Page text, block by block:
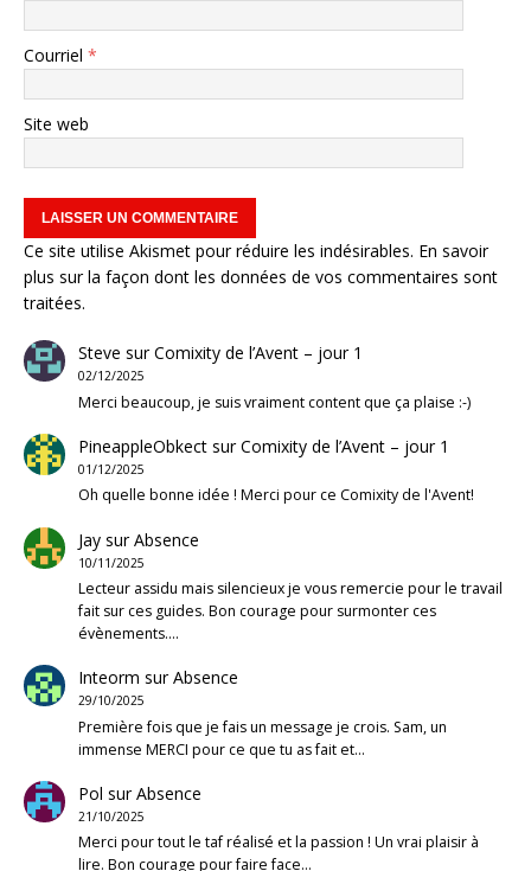
Courriel *
Site web
Ce site utilise Akismet pour réduire les indésirables. En savoir
plus sur la façon dont les données de vos commentaires sont
traitées.
Steve surComixity de l’Avent – jour 1
02/12/2025
Merci beaucoup, je suis vraiment content que ça plaise :-)
PineappleObkectsurComixity de l’Avent – jour 1
01/12/2025
Oh quelle bonne idée ! Merci pour ce Comixity de l'Avent!
JaysurAbsence
10/11/2025
Lecteur assidu mais silencieux je vous remercie pour le travail
fait sur ces guides. Bon courage pour surmonter ces
évènements.…
Inteorm surAbsence
29/10/2025
Première fois que je fais un message je crois. Sam, un
immense MERCI pour ce que tu as fait et…
Pol surAbsence
21/10/2025
Merci pour tout le taf réalisé et la passion ! Un vrai plaisir à
lire. Bon courage pour faire face…